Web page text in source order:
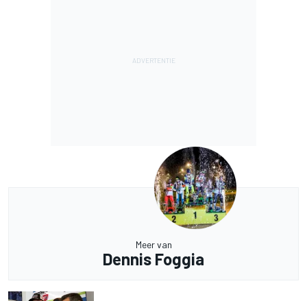
Meer van
Dennis Foggia